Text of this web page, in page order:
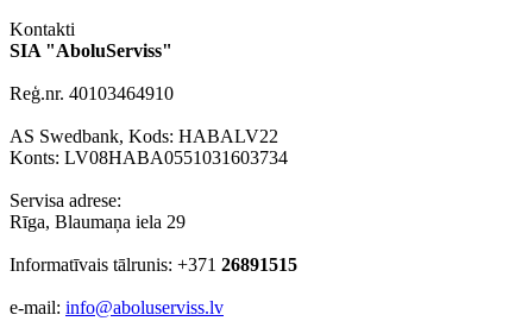
Kontakti
SIA "AboluServiss"
Reģ.nr. 40103464910
AS Swedbank, Kods: HABALV22
Konts: LV08HABA0551031603734
Servisa adrese:
Rīga, Blaumaņa iela 29
Informatīvais tālrunis: +371 26891515
e-mail: info@aboluserviss.lv